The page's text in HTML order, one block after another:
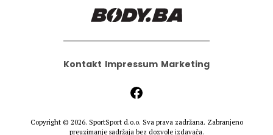
Kontakt Impressum Marketing
Copyright © 2026. SportSport d.o.o. Sva prava zadržana. Zabranjeno
preuzimanje sadržaja bez dozvole izdavača.